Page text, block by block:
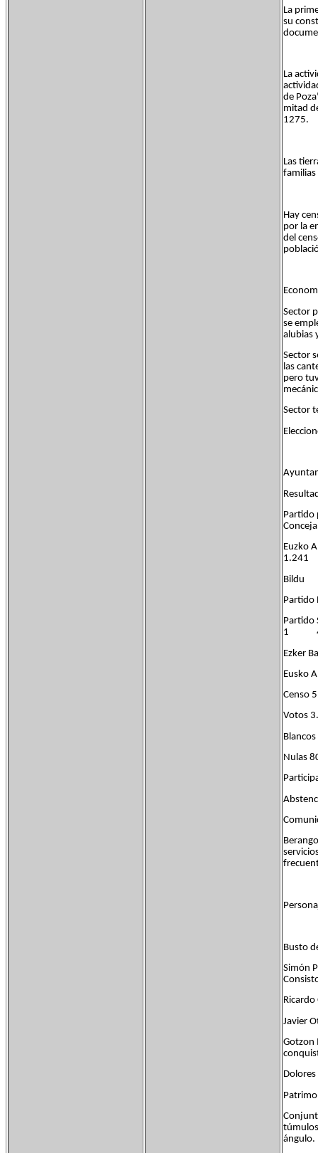
La
su
La
de
mitad
1275.
Las
familias
Hay
por la
del
Sector
se
alubias
Sector
las
pero
Sector
Euzko
1.241
1
Ezker
Censo
Votos
Nulas
Busto
Simón
Javier
Gotzon
ángulo.